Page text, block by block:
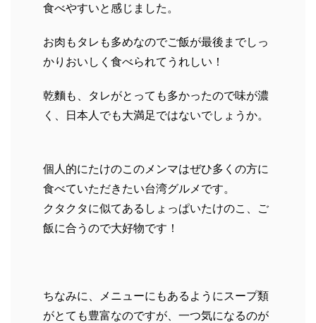
食べやすいと感じました。
お肉もタレも多めなのでご飯が最後までしっ
かりおいしく食べられてうれしい！
乾麵も、タレがとっても多かったので味が濃
く、日本人でも大満足ではないでしょうか。
個人的にたけのこのメンマはぜひ多くの方に
食べていただきたい台湾グルメです。
クタクタに似てあるしょっぱいたけのこ、ご
飯に合うので大好物です！
ちなみに、メニューにもあるようにスープ類
がとても豊富なのですが、一つ気になるのが